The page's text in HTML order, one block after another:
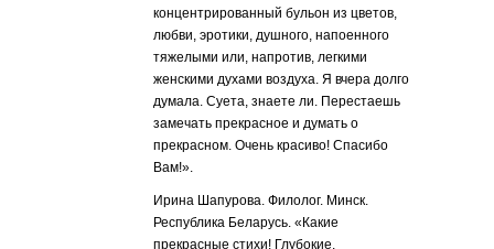
концентрированный бульон из цветов,
любви, эротики, душного, напоенного
тяжелыми или, напротив, легкими
женскими духами воздуха. Я вчера долго
думала. Суета, знаете ли. Перестаешь
замечать прекрасное и думать о
прекрасном. Очень красиво! Спасибо
Вам!».
Ирина Шапурова. Филолог. Минск.
Республика Беларусь. «Какие
прекрасные стихи! Глубокие,